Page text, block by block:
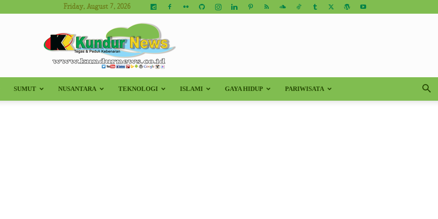
Friday, August 7, 2026
Kundur
SUMUT NUSANTARA TEKNOLOGI ISLAMI GAYA HIDUP PARIWISATA